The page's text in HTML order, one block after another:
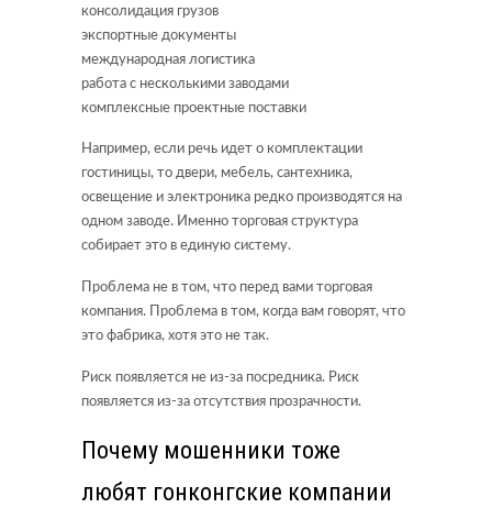
консолидация грузов
экспортные документы
международная логистика
работа с несколькими заводами
комплексные проектные поставки
Например, если речь идет о комплектации
гостиницы, то двери, мебель, сантехника,
освещение и электроника редко производятся на
одном заводе. Именно торговая структура
собирает это в единую систему.
Проблема не в том, что перед вами торговая
компания. Проблема в том, когда вам говорят, что
это фабрика, хотя это не так.
Риск появляется не из-за посредника. Риск
появляется из-за отсутствия прозрачности.
Почему мошенники тоже
любят гонконгские компании